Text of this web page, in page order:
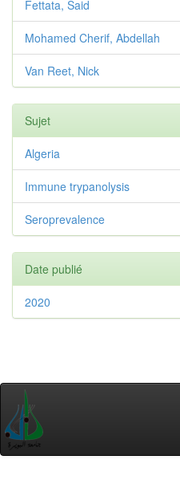
Fettata, Said
Mohamed Cherif, Abdellah
Van Reet, Nick
Sujet
Algeria
Immune trypanolysis
Seroprevalence
Date publié
2020